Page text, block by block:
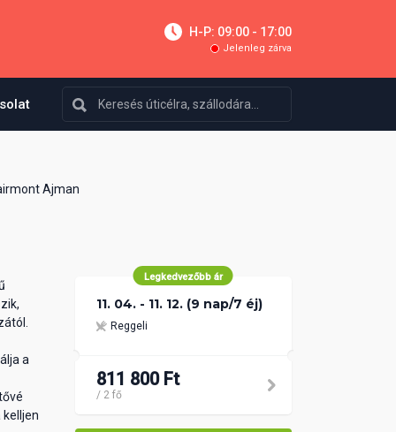
H-P: 09:00 - 17:00
Jelenleg zárva
Ajman
a
kelljen
Legkedvezőbb ár
11. 04. - 11. 12. (9 nap/7 éj)
Reggeli
811 800 Ft
/ 2 fő